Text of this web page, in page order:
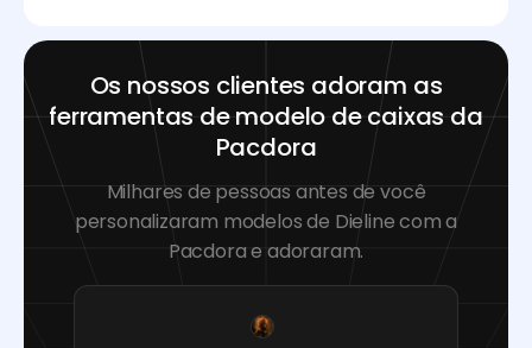
Os nossos clientes adoram as
ferramentas de modelo de caixas da
Pacdora
Milhares de pessoas antes de você
personalizaram modelos de Dieline com a
Pacdora e adoraram.